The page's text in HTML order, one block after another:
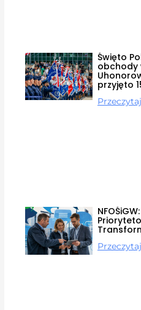
Święto
obchody
przyjęto